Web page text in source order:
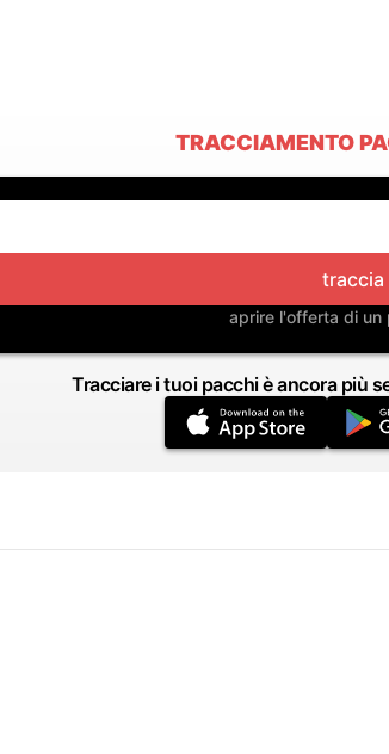
TRACCIAMENTO
traccia
aprire l'offerta di un
Tracciare i tuoi pacchi è ancora più